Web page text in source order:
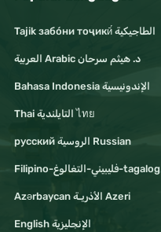
Tajik забо́ни тоҷикӣ́ الطاجيكية
د. هيثم سرحان Arabic العربية
Bahasa Indonesia الإندونيسية
Thai التايلندية ไทย
русский الروسية Russian
Filipino-فليبيني-التغالوغ-tagalog
Azərbaycan الأذريـة Azeri
English الإنجليزية